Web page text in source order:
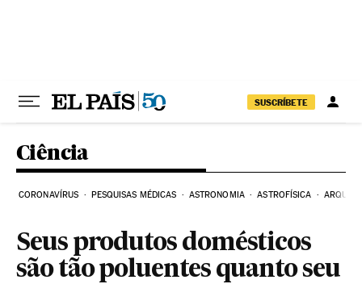
SUSCRÍBETE
Ciência
CORONAVÍRUS PESQUISAS MÉDICAS ASTRONOMIA ASTROFÍSICA
Seus produtos domésticos
são tão poluentes quanto seu